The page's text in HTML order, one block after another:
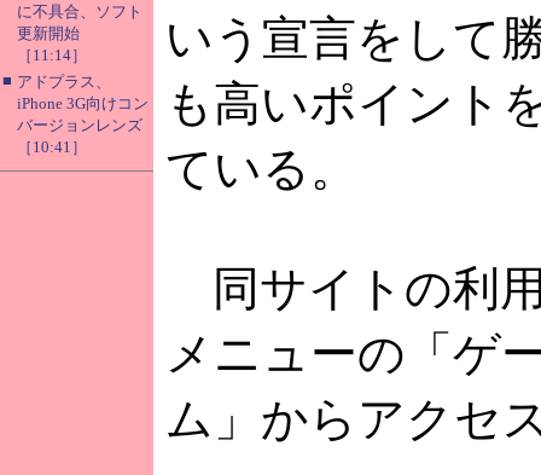
に不具合、ソフト
更新開始
［11:14］
■ アドプラス、
iPhone 3G向けコン
バージョンレンズ
［10:41］
いう宣言をして
も高いポイント
ている。
同サイトの利
メニューの「ゲ
ム」からアクセ